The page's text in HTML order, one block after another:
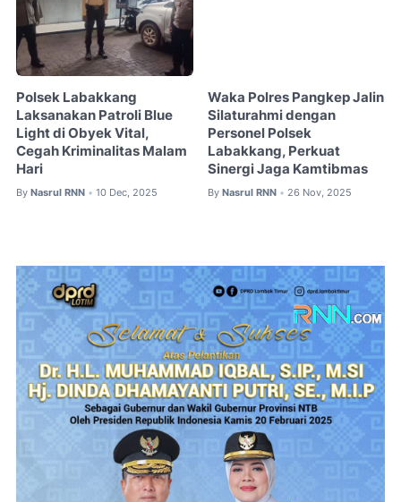
Polsek Labakkang
Laksanakan Patroli Blue
Light di Obyek Vital,
Cegah Kriminalitas Malam
Hari
By Nasrul RNN • 10 Dec, 2025
Waka Polres Pangkep Jalin
Silaturahmi dengan
Personel Polsek
Labakkang, Perkuat
Sinergi Jaga Kamtibmas
By Nasrul RNN • 26 Nov, 2025